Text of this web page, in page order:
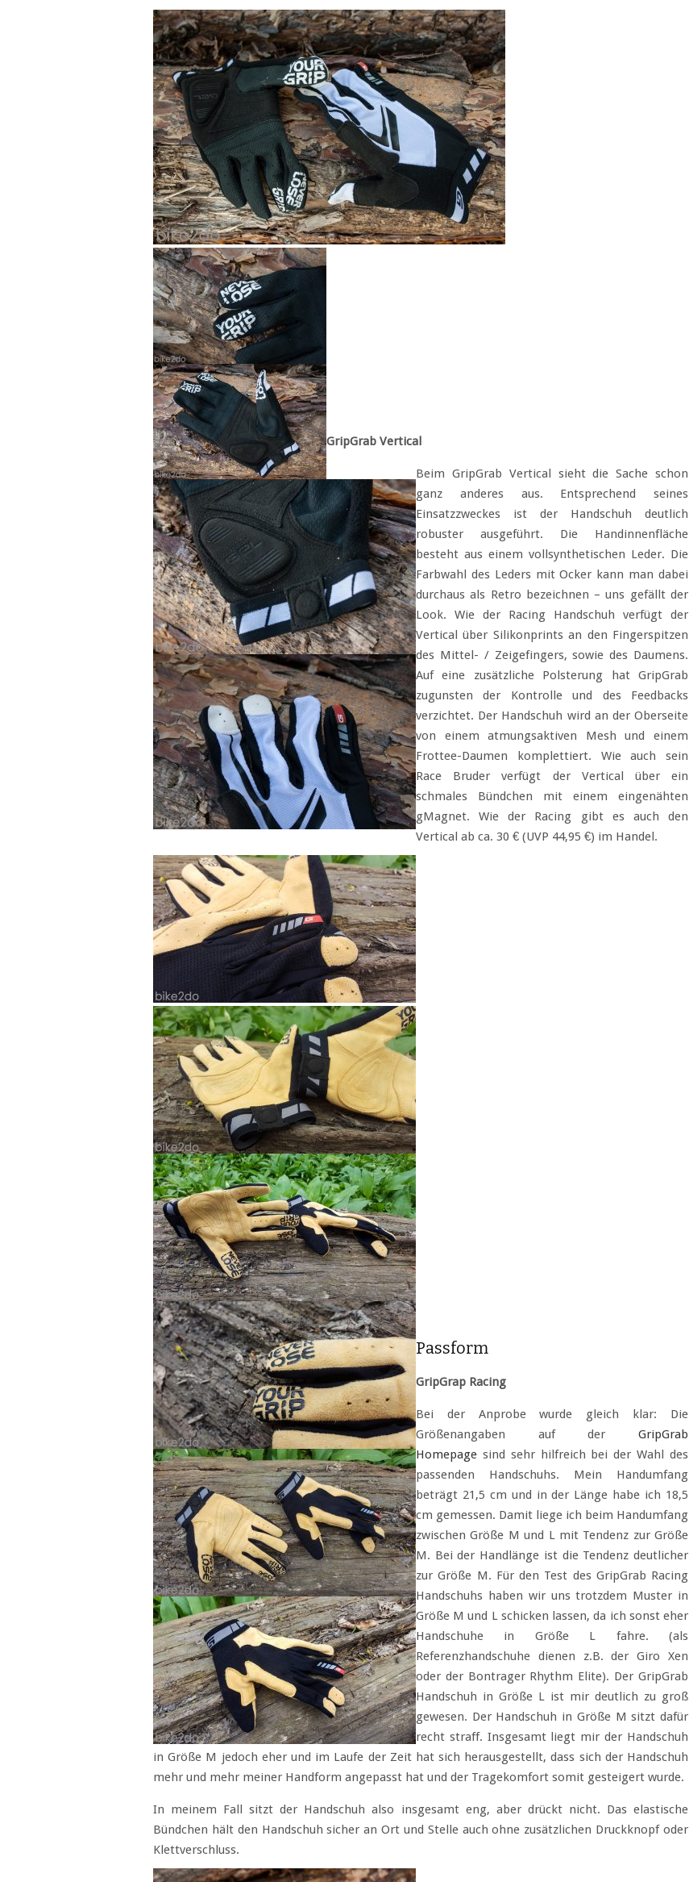
GripGrab Vertical
Beim GripGrab Vertical sieht die Sache schon
ganz anderes aus. Entsprechend seines
Einsatzzweckes ist der Handschuh deutlich
robuster ausgeführt. Die Handinnenfläche
besteht aus einem vollsynthetischen Leder. Die
Farbwahl des Leders mit Ocker kann man dabei
durchaus als Retro bezeichnen – uns gefällt der
Look. Wie der Racing Handschuh verfügt der
Vertical über Silikonprints an den Fingerspitzen
des Mittel- / Zeigefingers, sowie des Daumens.
Auf eine zusätzliche Polsterung hat GripGrab
zugunsten der Kontrolle und des Feedbacks
verzichtet. Der Handschuh wird an der Oberseite
von einem atmungsaktiven Mesh und einem
Frottee-Daumen komplettiert. Wie auch sein
Race Bruder verfügt der Vertical über ein
schmales Bündchen mit einem eingenähten
gMagnet. Wie der Racing gibt es auch den
Vertical ab ca. 30 € (UVP 44,95 €) im Handel.
Passform
GripGrap Racing
Bei der Anprobe wurde gleich klar: Die
Größenangaben auf der GripGrab
Homepage sind sehr hilfreich bei der Wahl des
passenden Handschuhs. Mein Handumfang
beträgt 21,5 cm und in der Länge habe ich 18,5
cm gemessen. Damit liege ich beim Handumfang
zwischen Größe M und L mit Tendenz zur Größe
M. Bei der Handlänge ist die Tendenz deutlicher
zur Größe M. Für den Test des GripGrab Racing
Handschuhs haben wir uns trotzdem Muster in
Größe M und L schicken lassen, da ich sonst eher
Handschuhe in Größe L fahre. (als
Referenzhandschuhe dienen z.B. der Giro Xen
oder der Bontrager Rhythm Elite). Der GripGrab
Handschuh in Größe L ist mir deutlich zu groß
gewesen. Der Handschuh in Größe M sitzt dafür
recht straff. Insgesamt liegt mir der Handschuh
in Größe M jedoch eher und im Laufe der Zeit hat sich herausgestellt, dass sich der Handschuh
mehr und mehr meiner Handform angepasst hat und der Tragekomfort somit gesteigert wurde.
In meinem Fall sitzt der Handschuh also insgesamt eng, aber drückt nicht. Das elastische
Bündchen hält den Handschuh sicher an Ort und Stelle auch ohne zusätzlichen Druckknopf oder
Klettverschluss.